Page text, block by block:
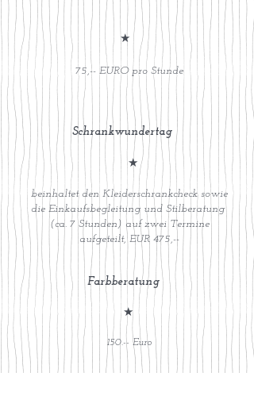
★
75,-- EURO pro Stunde
Schrankwundertag
★
beinhaltet den Kleiderschrankcheck sowie
die Einkaufsbegleitung und Stilberatung
(ca. 7 Stunden) auf zwei Termine
aufgeteilt, EUR 475,--
Farbberatung
★
150.-- Euro